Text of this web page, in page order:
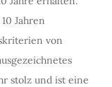
Jahren
von
stolz und ist eine